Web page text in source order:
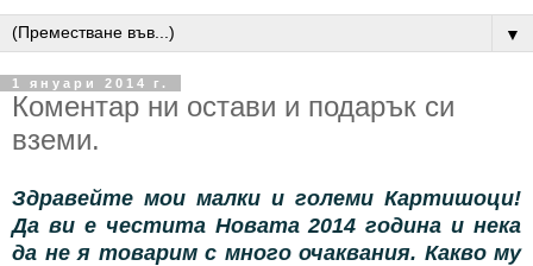
▼
1 януари 2014 г.
Коментар ни остави и подарък си
вземи.
Здравейте мои малки и големи Картишоци!
Да ви е честита Новата 2014 година и нека
да не я товарим с много очаквания. Какво му